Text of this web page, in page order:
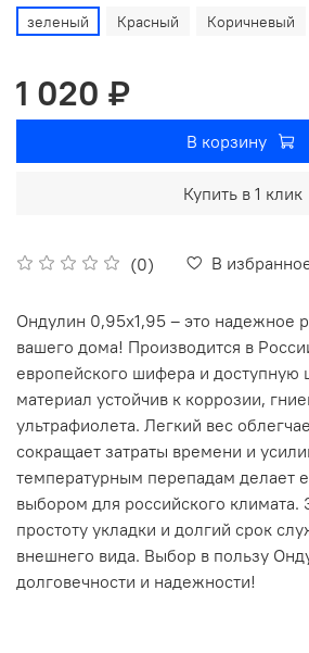
(0) В
зеленый Красный Коричневый
1 020 ₽
В корзину
Купить в 1 клик
Ондулин 0,95x1,95 – это надежное
вашего дома! Производится в
европейского шифера и доступную
материал устойчив к коррозии,
ультрафиолета. Легкий вес
сокращает затраты времени и
температурным перепадам делает
выбором для российского климата.
простоту укладки и долгий срок
внешнего вида. Выбор в пользу
долговечности и надежности!